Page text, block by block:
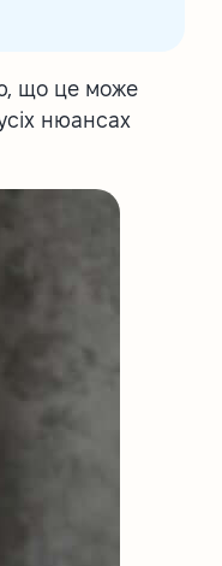
що це може
нюансах